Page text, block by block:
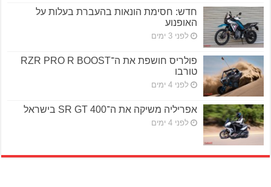
חדש: חסימת הונאות בהעברת בעלות על
האופנוע
לפני 3 ימים
פולריס חושפת את ה־RZR PRO R BOOST
טורבו
לפני 4 ימים
אפריליה משיקה את ה־SR GT 400 בישראל
לפני 4 ימים